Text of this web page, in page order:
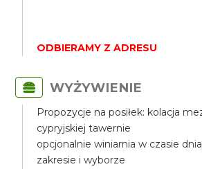
ODBIERAMY Z ADRESU
WYŻYWIENIE
Propozycje na posiłek: kolacja
cypryjskiej tawernie
opcjonalnie winiarnia w czasie
zakresie i wyborze